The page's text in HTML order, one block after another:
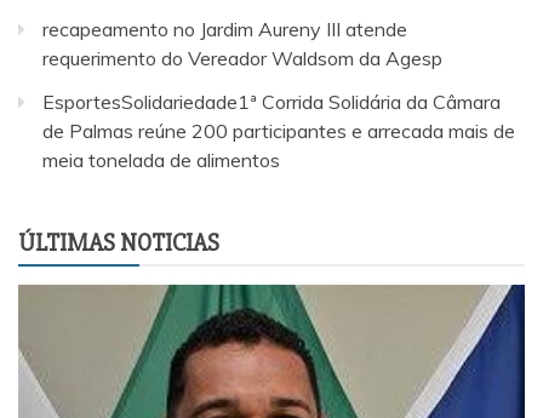
recapeamento no Jardim Aureny III atende
requerimento do Vereador Waldsom da Agesp
EsportesSolidariedade1ª Corrida Solidária da Câmara
de Palmas reúne 200 participantes e arrecada mais de
meia tonelada de alimentos
ÚLTIMAS NOTICIAS